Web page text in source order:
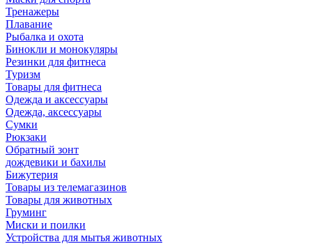
Тренажеры
Плавание
Рыбалка и охота
Бинокли и монокуляры
Резинки для фитнеса
Туризм
Товары для фитнеса
Одежда и аксессуары
Одежда, аксессуары
Сумки
Рюкзаки
Обратный зонт
дождевики и бахилы
Бижутерия
Товары из телемагазинов
Товары для животных
Груминг
Миски и поилки
Устройства для мытья животных